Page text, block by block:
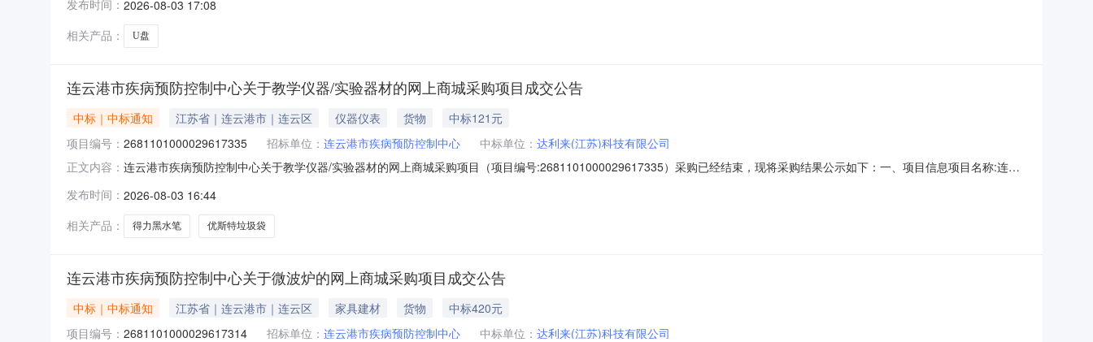
市江宁区麒麟街道开城路209号二楼202室联系方式：17512527598六、合同主体信息1.主要标的信息：主要标的名称：金士顿（Kingston）U盘256
发布时间： 2026-08-03 17:08
相关产品：
U盘
连云港市疾病预防控制中心关于教学仪器/实验器材的网上商城采购项目成交公告
中标｜中标通知 江苏省｜连云港市｜连云区 仪器仪表 货物
中标121元
项目编号： 2681101000029617335 招标单位： 连云港市疾病预防控制中心 中标单位： 达利来(江苏)科技有限公司
正文内容： 连云港市疾病预防控制中心关于教学仪器/实验器材的网上商城采购项目（项目编号:2681101000029617335）采购已经结束，现将采购结果公示如下：一、项目信息项目名称:连云
采购计划信息：项目所在行政区划编码:320799项目所在行政区划名称:连云港市本级报价起止时间:-二、采购单位信息采购单位名称:连云港市疾病预防控制中心采购单位
发布时间： 2026-08-03 16:44
相关产品：
得力黑水笔 优斯特垃圾袋
连云港市疾病预防控制中心关于微波炉的网上商城采购项目成交公告
中标｜中标通知 江苏省｜连云港市｜连云区 家具建材 货物
中标420元
项目编号： 2681101000029617314 招标单位： 连云港市疾病预防控制中心 中标单位： 达利来(江苏)科技有限公司